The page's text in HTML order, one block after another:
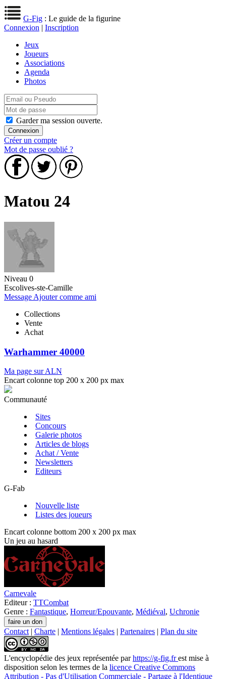
G-Fig : Le guide de la figurine
Connexion | Inscription
Jeux
Joueurs
Associations
Agenda
Photos
Garder ma session ouverte.
Créer un compte
Mot de passe oublié ?
Matou 24
Niveau 0
Escolives-ste-Camille
Message Ajouter comme ami
Collections
Vente
Achat
Warhammer 40000
Ma page sur ALN
Encart colonne top 200 x 200 px max
Communauté
Sites
Concours
Galerie photos
Articles de blogs
Achat / Vente
Newsletters
Editeurs
G-Fab
Nouvelle liste
Listes des joueurs
Encart colonne bottom 200 x 200 px max
Un jeu au hasard
Carnevale
Editeur : TTCombat
Genre : Fantastique, Horreur/Epouvante, Médiéval, Uchronie
Contact | Charte | Mentions légales | Partenaires | Plan du site
L'encyclopédie des jeux représentée parhttps://g-fig.frest mise à
disposition selon les termes de la licence Creative Commons
Attribution - Pas d'Utilisation Commerciale - Partage à l'Identique